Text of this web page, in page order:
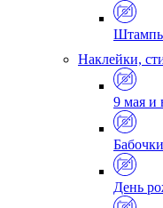
Наклейки,
9 мая и
Бабочки
День